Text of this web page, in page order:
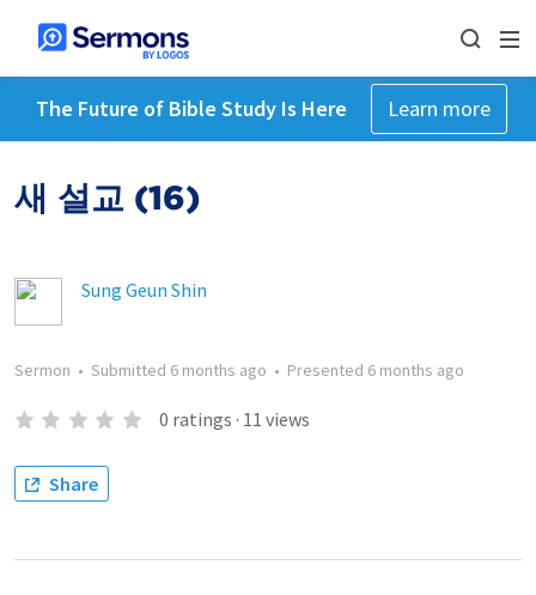
The Future of Bible Study Is Here Learn more
새 설교 (16)
Sung Geun Shin
Sermon • Submitted 6 months ago • Presented 6 months ago
0 ratings · 11 views
Share